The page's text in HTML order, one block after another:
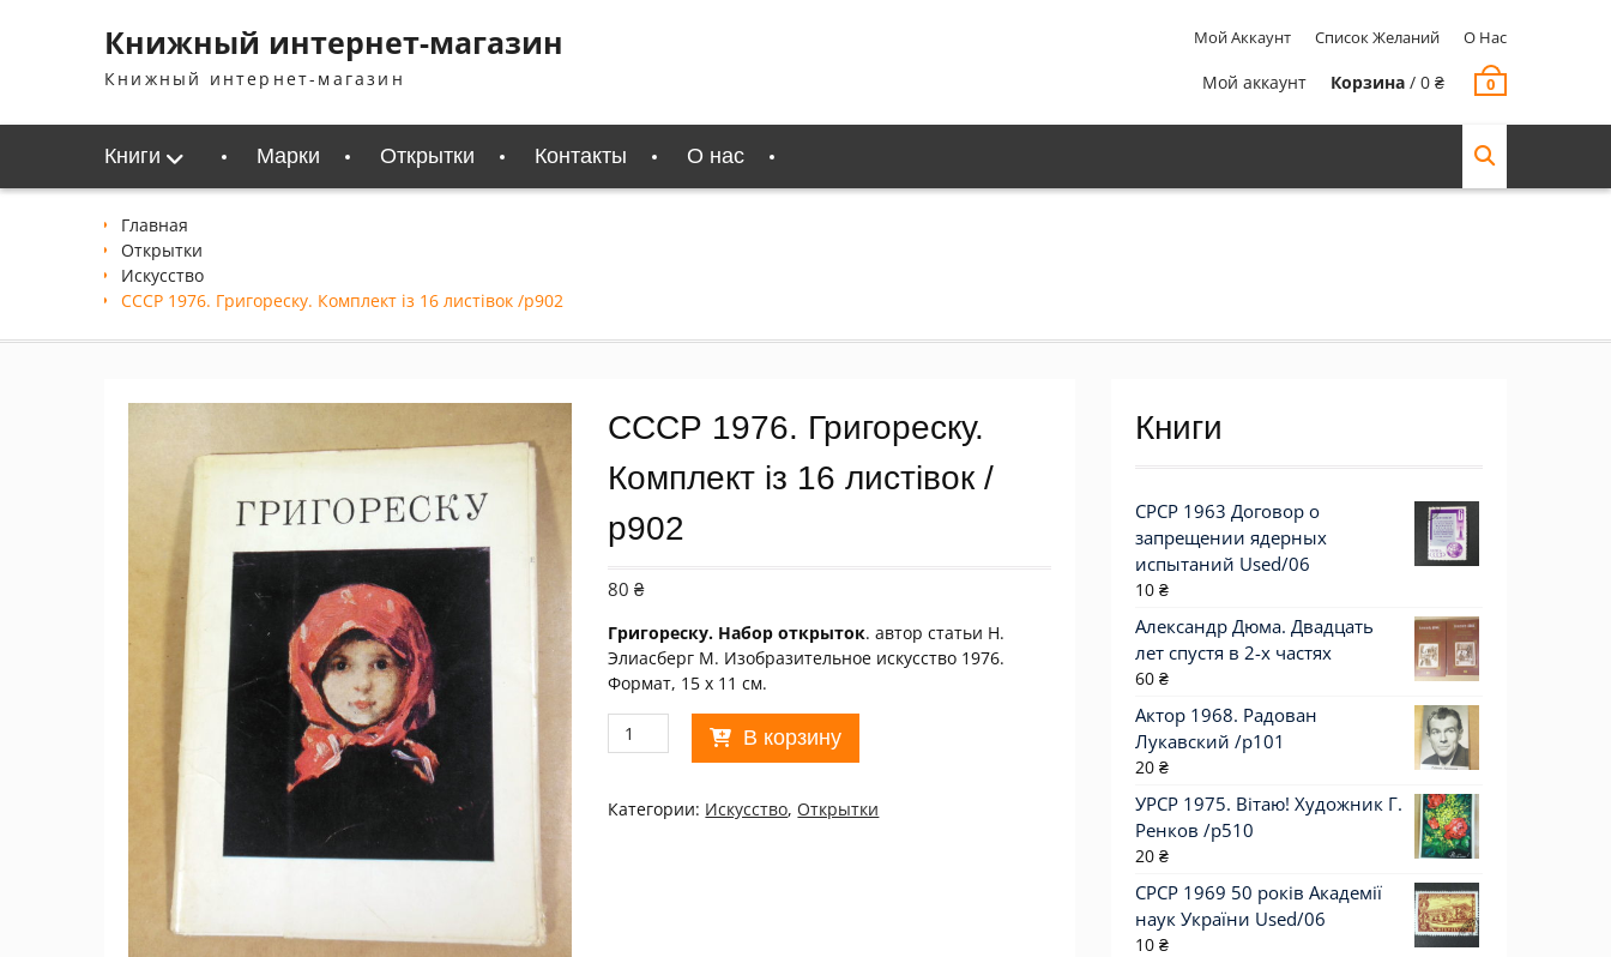
содержимомуКнижный интернет-магазин
Книжный интернет-магазин
Мой Аккаунт Список Желаний О Нас
Мой аккаунт Корзина / 0 ₴ 0
Книги Марки Открытки Контакты О нас
Главная
Открытки
Искусство
СССР 1976. Григореску. Комплект із 16 листівок /р902
СССР 1976. Григореску.
Комплект із 16 листівок /
р902
80₴
Григореску. Набор открыток. автор статьи Н.
Элиасберг М. Изобразительное искусство 1976.
Формат, 15 х 11 см.
Количество
товара
1976.
Григореску.
В корзину
Категории: Искусство, Открытки
Книги
СРСР 1963 Договор о
запрещении ядерных
испытаний Used/06
10 ₴
Александр Дюма. Двадцать
лет спустя в 2-х частях
60 ₴
Актор 1968. Радован
Лукавский /p101
20 ₴
УРСР 1975. Вітаю! Художник Г.
Ренков /р510
20 ₴
СРСР 1969 50 років Академії
наук України Used/06
10 ₴